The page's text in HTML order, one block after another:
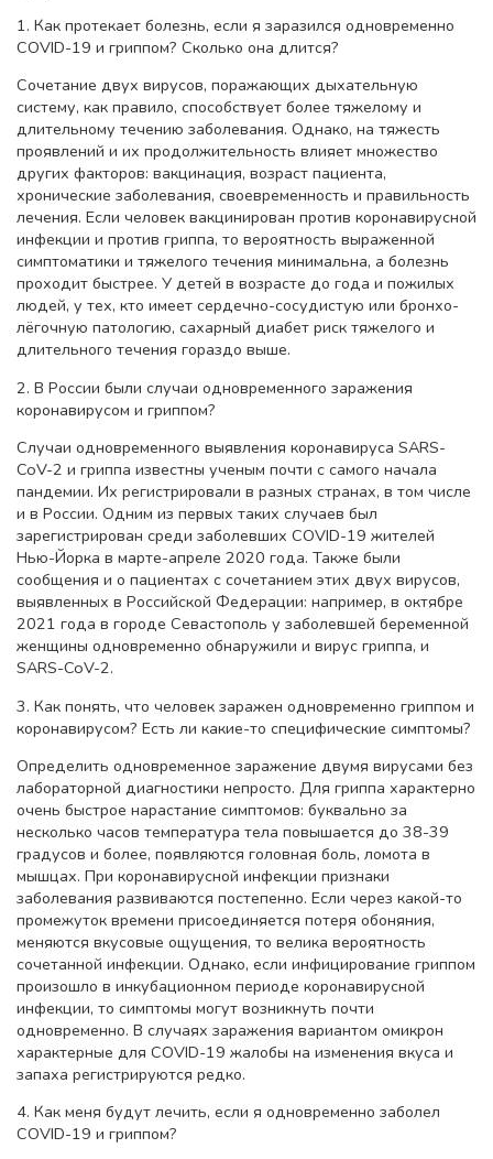
1. Как протекает болезнь, если я заразился одновременно
COVID-19 и гриппом? Сколько она длится?
Сочетание двух вирусов, поражающих дыхательную
систему, как правило, способствует более тяжелому и
длительному течению заболевания. Однако, на тяжесть
проявлений и их продолжительность влияет множество
других факторов: вакцинация, возраст пациента,
хронические заболевания, своевременность и правильность
лечения. Если человек вакцинирован против коронавирусной
инфекции и против гриппа, то вероятность выраженной
симптоматики и тяжелого течения минимальна, а болезнь
проходит быстрее. У детей в возрасте до года и пожилых
людей, у тех, кто имеет сердечно-сосудистую или бронхо-
лёгочную патологию, сахарный диабет риск тяжелого и
длительного течения гораздо выше.
2. В России были случаи одновременного заражения
коронавирусом и гриппом?
Случаи одновременного выявления коронавируса SARS-
CoV-2 и гриппа известны ученым почти с самого начала
пандемии. Их регистрировали в разных странах, в том числе
и в России. Одним из первых таких случаев был
зарегистрирован среди заболевших COVID-19 жителей
Нью-Йорка в марте-апреле 2020 года. Также были
сообщения и о пациентах с сочетанием этих двух вирусов,
выявленных в Российской Федерации: например, в октябре
2021 года в городе Севастополь у заболевшей беременной
женщины одновременно обнаружили и вирус гриппа, и
SARS-CoV-2.
3. Как понять, что человек заражен одновременно гриппом и
коронавирусом? Есть ли какие-то специфические симптомы?
Определить одновременное заражение двумя вирусами без
лабораторной диагностики непросто. Для гриппа характерно
очень быстрое нарастание симптомов: буквально за
несколько часов температура тела повышается до 38-39
градусов и более, появляются головная боль, ломота в
мышцах. При коронавирусной инфекции признаки
заболевания развиваются постепенно. Если через какой-то
промежуток времени присоединяется потеря обоняния,
меняются вкусовые ощущения, то велика вероятность
сочетанной инфекции. Однако, если инфицирование гриппом
произошло в инкубационном периоде коронавирусной
инфекции, то симптомы могут возникнуть почти
одновременно. В случаях заражения вариантом омикрон
характерные для COVID-19 жалобы на изменения вкуса и
запаха регистрируются редко.
4. Как меня будут лечить, если я одновременно заболел
COVID-19 и гриппом?